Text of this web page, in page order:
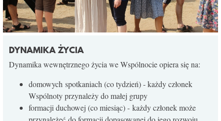
DYNAMIKA ŻYCIA
Dynamika wewnętrznego życia we Wspólnocie opiera się na:
domowych spotkaniach (co tydzień) - każdy członek
Wspólnoty przynależy do małej grupy
formacji duchowej (co miesiąc) - każdy członek może